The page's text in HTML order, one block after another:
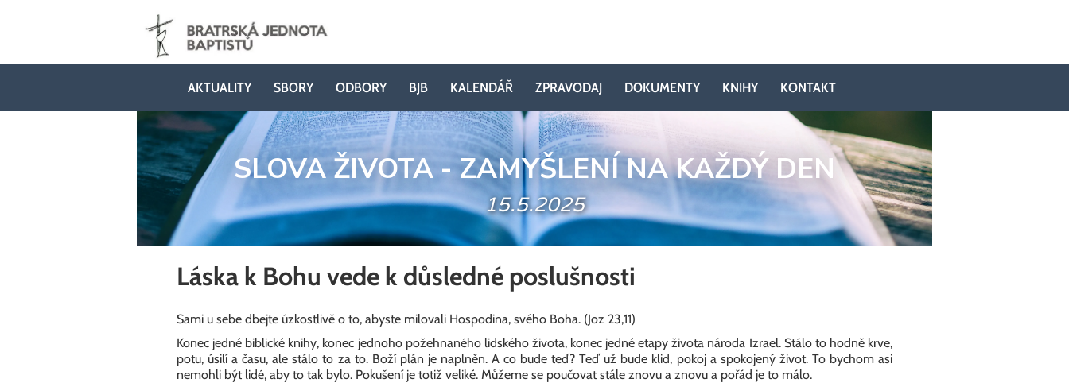
AKTUALITY SBORY ODBORY BJB KALENDÁŘ ZPRAVODAJ DOKUMENTY KNIHY KONTAKT
SLOVA ŽIVOTA - ZAMYŠLENÍ NA KAŽDÝ DEN
15.5.2025
Láska k Bohu vede k důsledné poslušnosti
Sami u sebe dbejte úzkostlivě o to, abyste milovali Hospodina, svého Boha. (Joz 23,11)
Konec jedné biblické knihy, konec jednoho požehnaného lidského života, konec jedné etapy života národa Izrael. Stálo to hodně krve,
potu, úsilí a času, ale stálo to za to. Boží plán je naplněn. A co bude teď? Teď už bude klid, pokoj a spokojený život. To bychom asi
nemohli být lidé, aby to tak bylo. Pokušení je totiž veliké. Můžeme se poučovat stále znovu a znovu a pořád je to málo.